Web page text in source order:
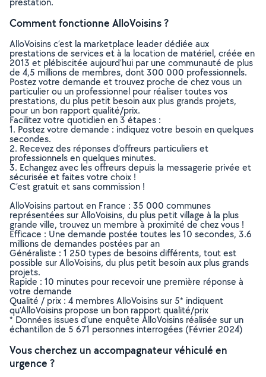
Comment fonctionne AlloVoisins ?
AlloVoisins c’est la marketplace leader dédiée aux
prestations de services et à la location de matériel, créée en
2013 et plébiscitée aujourd’hui par une communauté de plus
de 4,5 millions de membres, dont 300 000 professionnels.
Postez votre demande et trouvez proche de chez vous un
particulier ou un professionnel pour réaliser toutes vos
prestations, du plus petit besoin aux plus grands projets,
pour un bon rapport qualité/prix.
Facilitez votre quotidien en 3 étapes :
1. Postez votre demande : indiquez votre besoin en quelques
secondes.
2. Recevez des réponses d’offreurs particuliers et
professionnels en quelques minutes.
3. Echangez avec les offreurs depuis la messagerie privée et
sécurisée et faites votre choix !
C’est gratuit et sans commission !
AlloVoisins partout en France : 35 000 communes
représentées sur AlloVoisins, du plus petit village à la plus
grande ville, trouvez un membre à proximité de chez vous !
Efficace : Une demande postée toutes les 10 secondes, 3.6
millions de demandes postées par an
Généraliste : 1 250 types de besoins différents, tout est
possible sur AlloVoisins, du plus petit besoin aux plus grands
projets.
Rapide : 10 minutes pour recevoir une première réponse à
votre demande
Qualité / prix : 4 membres AlloVoisins sur 5* indiquent
qu’AlloVoisins propose un bon rapport qualité/prix
* Données issues d’une enquête AlloVoisins réalisée sur un
échantillon de 5 671 personnes interrogées (Février 2024)
Vous cherchez un accompagnateur véhiculé en
urgence ?